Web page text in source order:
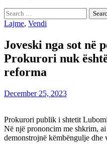
Search
for:
Lajme, Vendi
Joveski nga sot në
Prokurori nuk
reforma
December 25, 2023
Prokurori publik i shtetit
Në një prononcim me shkrim,
demonstrojnë këmbëngulje